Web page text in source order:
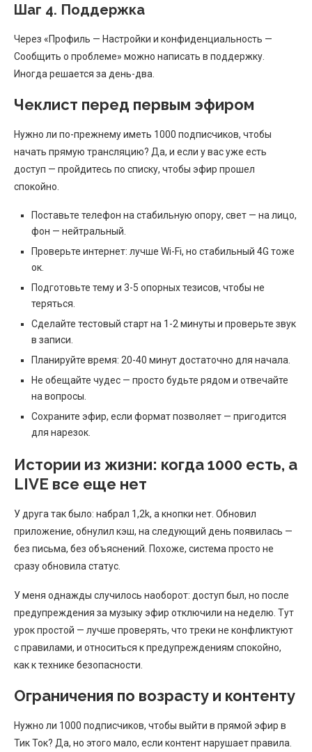
Шаг 4. Поддержка
Через «Профиль — Настройки и конфиденциальность —
Сообщить о проблеме» можно написать в поддержку.
Иногда решается за день-два.
Чеклист перед первым эфиром
Нужно ли по-прежнему иметь 1000 подписчиков, чтобы
начать прямую трансляцию? Да, и если у вас уже есть
доступ — пройдитесь по списку, чтобы эфир прошел
спокойно.
Поставьте телефон на стабильную опору, свет — на лицо,
фон — нейтральный.
Проверьте интернет: лучше Wi-Fi, но стабильный 4G тоже
ок.
Подготовьте тему и 3-5 опорных тезисов, чтобы не
теряться.
Сделайте тестовый старт на 1-2 минуты и проверьте звук
в записи.
Планируйте время: 20-40 минут достаточно для начала.
Не обещайте чудес — просто будьте рядом и отвечайте
на вопросы.
Сохраните эфир, если формат позволяет — пригодится
для нарезок.
Истории из жизни: когда 1000 есть, а
LIVE все еще нет
У друга так было: набрал 1,2k, а кнопки нет. Обновил
приложение, обнулил кэш, на следующий день появилась —
без письма, без объяснений. Похоже, система просто не
сразу обновила статус.
У меня однажды случилось наоборот: доступ был, но после
предупреждения за музыку эфир отключили на неделю. Тут
урок простой — лучше проверять, что треки не конфликтуют
с правилами, и относиться к предупреждениям спокойно,
как к технике безопасности.
Ограничения по возрасту и контенту
Нужно ли 1000 подписчиков, чтобы выйти в прямой эфир в
Тик Ток? Да, но этого мало, если контент нарушает правила.